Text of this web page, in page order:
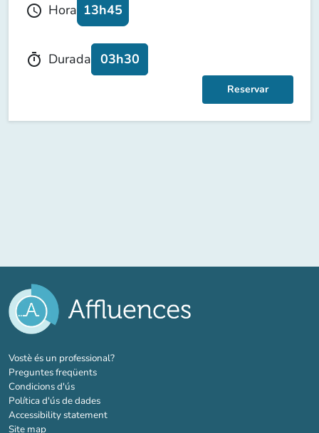
schedule Hora 13h45
timer Durada 03h30
Reservar
Vostè és un professional?(new tab)
Preguntes freqüents
Condicions d'ús
Política d'ús de dades
Accessibility statement
Site map